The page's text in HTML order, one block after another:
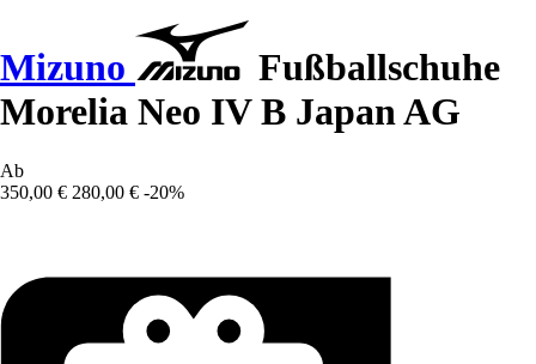
Mizuno
Fußballschuhe
Morelia Neo IV B Japan AG
Ab
350,00 € 280,00 € -20%